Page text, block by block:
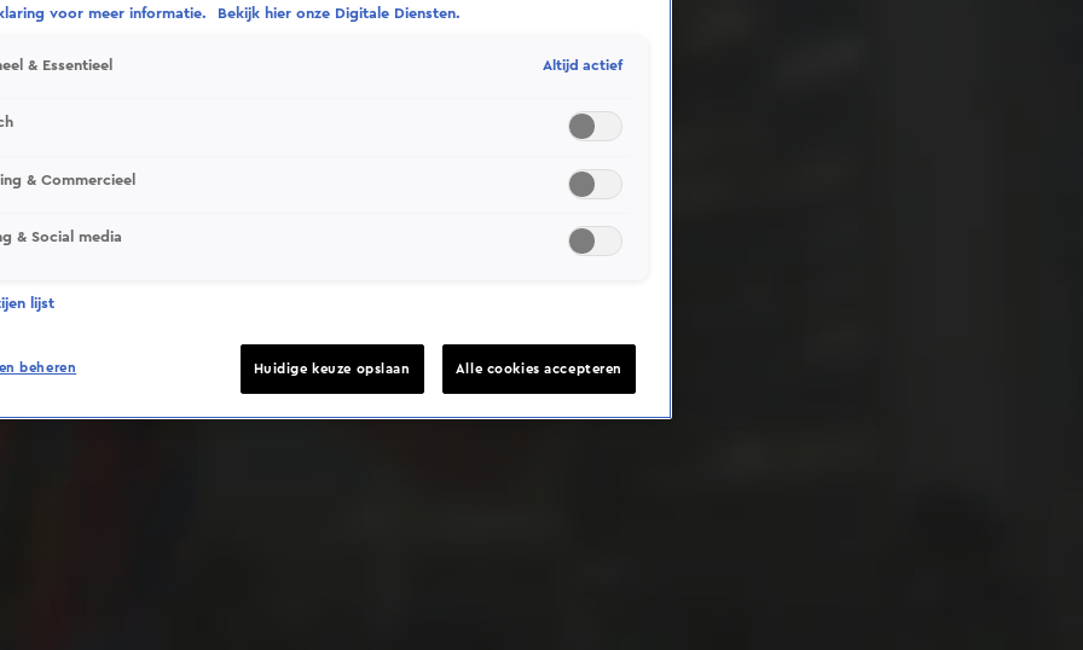
Deze video is niet beschikbaar op je huidige locatie
voor meer informatie.
Bekijk hier onze Digitale Diensten.
& Essentieel Altijd actief
& Commercieel
& Social media
lijst
beheren Huidige keuze opslaan Alle cookies accepteren